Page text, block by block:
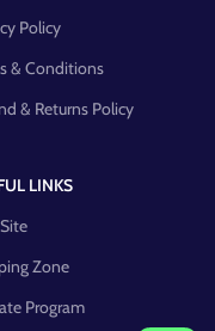
Policy
& Conditions
& Returns Policy
LINKS
Zone
Program